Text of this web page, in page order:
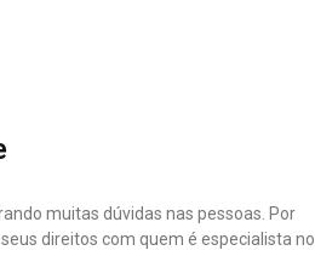
muitas dúvidas nas pessoas. Por
direitos com quem é especialista no